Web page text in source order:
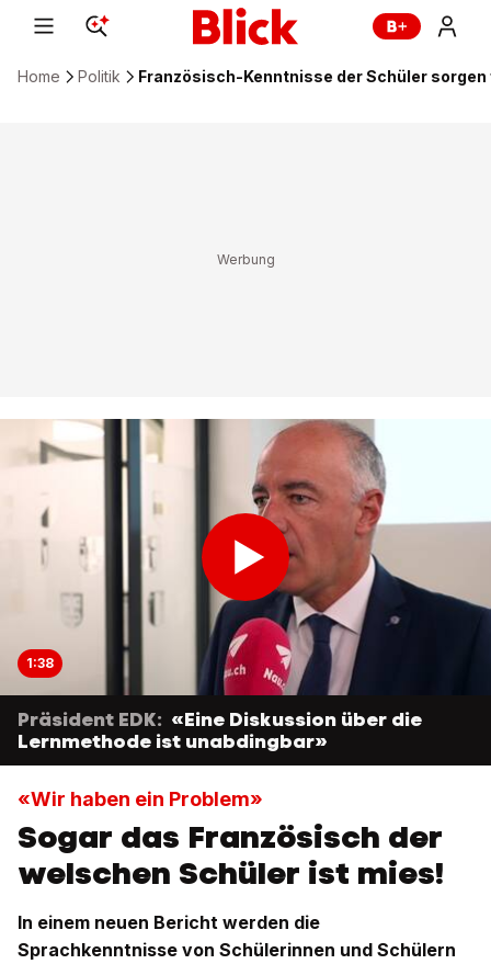
Home Politik Französisch-Kenntnisse der Schüler
1:38
Präsident EDK: «Eine Diskussion über die
Lernmethode ist unabdingbar»
«Wir haben ein Problem»
Sogar das Französisch der
welschen Schüler ist mies!
In einem neuen Bericht werden die
Sprachkenntnisse von Schülerinnen und Schülern